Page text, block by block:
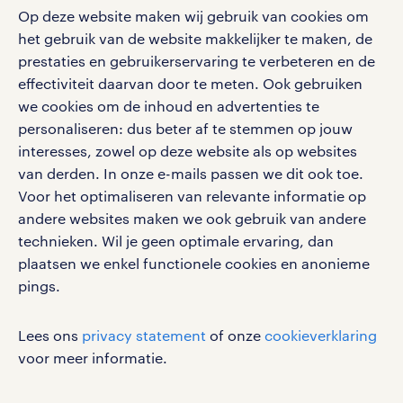
Op deze website maken wij gebruik van cookies om
het gebruik van de website makkelijker te maken, de
prestaties en gebruikerservaring te verbeteren en de
effectiviteit daarvan door te meten. Ook gebruiken
we cookies om de inhoud en advertenties te
personaliseren: dus beter af te stemmen op jouw
interesses, zowel op deze website als op websites
van derden. In onze e-mails passen we dit ook toe.
Voor het optimaliseren van relevante informatie op
andere websites maken we ook gebruik van andere
technieken. Wil je geen optimale ervaring, dan
plaatsen we enkel functionele cookies en anonieme
pings.
Lees ons privacy statement of onze cookieverklaring
voor meer informatie.
Volg ons voor de leukste content omtrent
vacatures, solliciteren en inspiratie.
werken bij randstad
gebruikersvoorwaarden
privacystatement
cookies
disclaimer
sitemap
RANDSTAD, HUMAN FORWARD en SHAPING THE
WORLD OF WORK zijn geregistreerde